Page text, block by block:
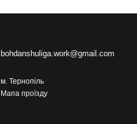
bohdanshuliga.work@gmail.com
м. Тернопіль
Мапа проїзду